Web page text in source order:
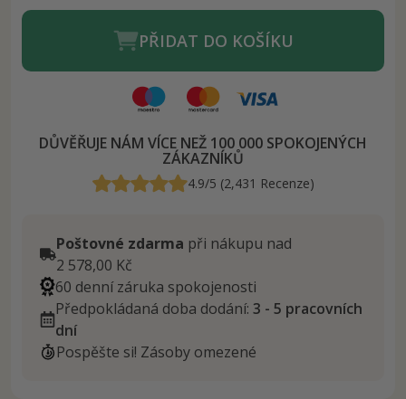
PŘIDAT DO KOŠÍKU
DŮVĚŘUJE NÁM VÍCE NEŽ 100 000 SPOKOJENÝCH
ZÁKAZNÍKŮ
4.9/5 (2,431 Recenze)
Poštovné zdarma při nákupu nad
2 578,00 Kč
60 denní záruka spokojenosti
Předpokládaná doba dodání: 3 - 5 pracovních
dní
Pospěšte si! Zásoby omezené